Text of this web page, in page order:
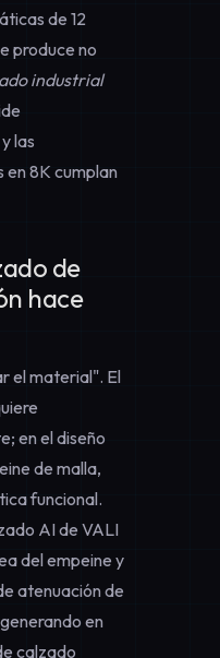
de 12
produce no
industrial
las
8K cumplan
de
hace
el material". El
en el diseño
de malla,
funcional.
AI de VALI
del empeine y
atenuación de
en
calzado